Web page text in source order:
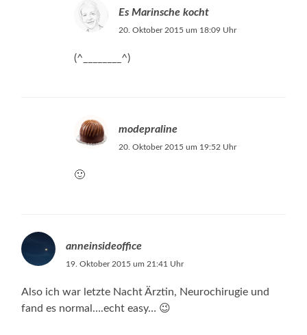
Es Marinsche kocht
20. Oktober 2015 um 18:09 Uhr
(^________^)
modepraline
20. Oktober 2015 um 19:52 Uhr
🙂
anneinsideoffice
19. Oktober 2015 um 21:41 Uhr
Also ich war letzte Nacht Ärztin, Neurochirugie und
fand es normal….echt easy… 😉